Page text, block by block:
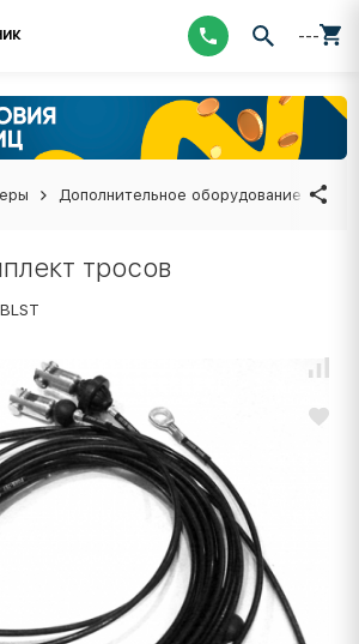
---
Дополнительное оборудование
тросов